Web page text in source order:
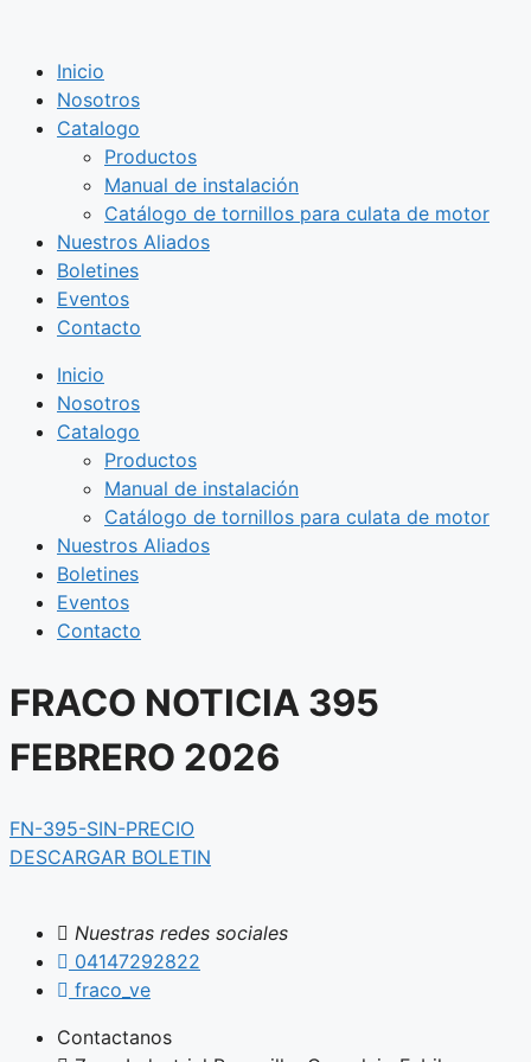
contenido
Inicio
Nosotros
Catalogo
Productos
Manual de instalación
Catálogo de tornillos para culata de motor
Nuestros Aliados
Boletines
Eventos
Contacto
Inicio
Nosotros
Catalogo
Productos
Manual de instalación
Catálogo de tornillos para culata de motor
Nuestros Aliados
Boletines
Eventos
Contacto
FRACO NOTICIA 395
FEBRERO 2026
FN-395-SIN-PRECIO
DESCARGAR BOLETIN
Nuestras redes sociales
04147292822
fraco_ve
Contactanos